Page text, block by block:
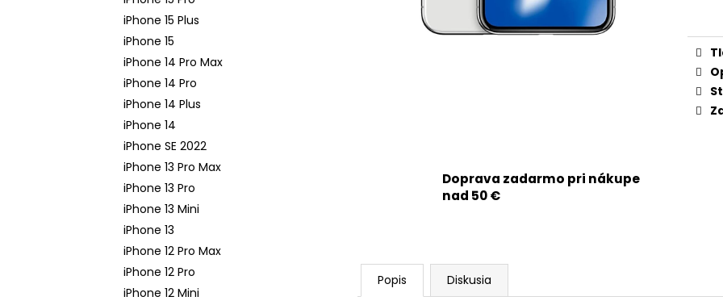
iPhone 15 Plus
iPhone 15
iPhone 14 Pro Max
iPhone 14 Pro
iPhone 14 Plus
iPhone 14
iPhone SE 2022
iPhone 13 Pro Max
iPhone 13 Pro
iPhone 13 Mini
iPhone 13
iPhone 12 Pro Max
iPhone 12 Pro
iPhone 12 Mini
Doprava zadarmo pri nákupe
nad 50 €
Popis Diskusia
APPLE IPHONE 14 PRO - ZADNÁ KAMERA
- ORIGINAL APPLE
65,90 €
APPLE IPHONE 11 PRO MAX - ZADNÉ SKLO
SO ZVÄČŠENÝM OTVOROM NA KAMERU
+ ADHEZÍVNA PÁSKA (STRIEBORNÁ /
MAGSAFE
SKLÍČKA
ORIGINAL APPLE